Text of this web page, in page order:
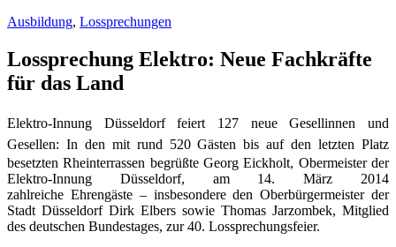
Ausbildung, Lossprechungen
Lossprechung Elektro: Neue Fachkräfte
für das Land
Elektro-Innung Düsseldorf feiert 127 neue Gesellinnen und
Gesellen: In den mit rund 520 Gästen bis auf den letzten Platz
besetzten Rheinterrassen begrüßte Georg Eickholt, Obermeister der
Elektro-Innung Düsseldorf, am 14. März 2014
zahlreiche Ehrengäste – insbesondere den Oberbürgermeister der
Stadt Düsseldorf Dirk Elbers sowie Thomas Jarzombek, Mitglied
des deutschen Bundestages, zur 40. Lossprechungsfeier.